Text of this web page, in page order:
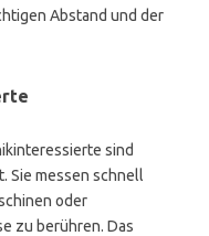
Abstand und der
sind
Sie messen schnell
oder
zu berühren. Das